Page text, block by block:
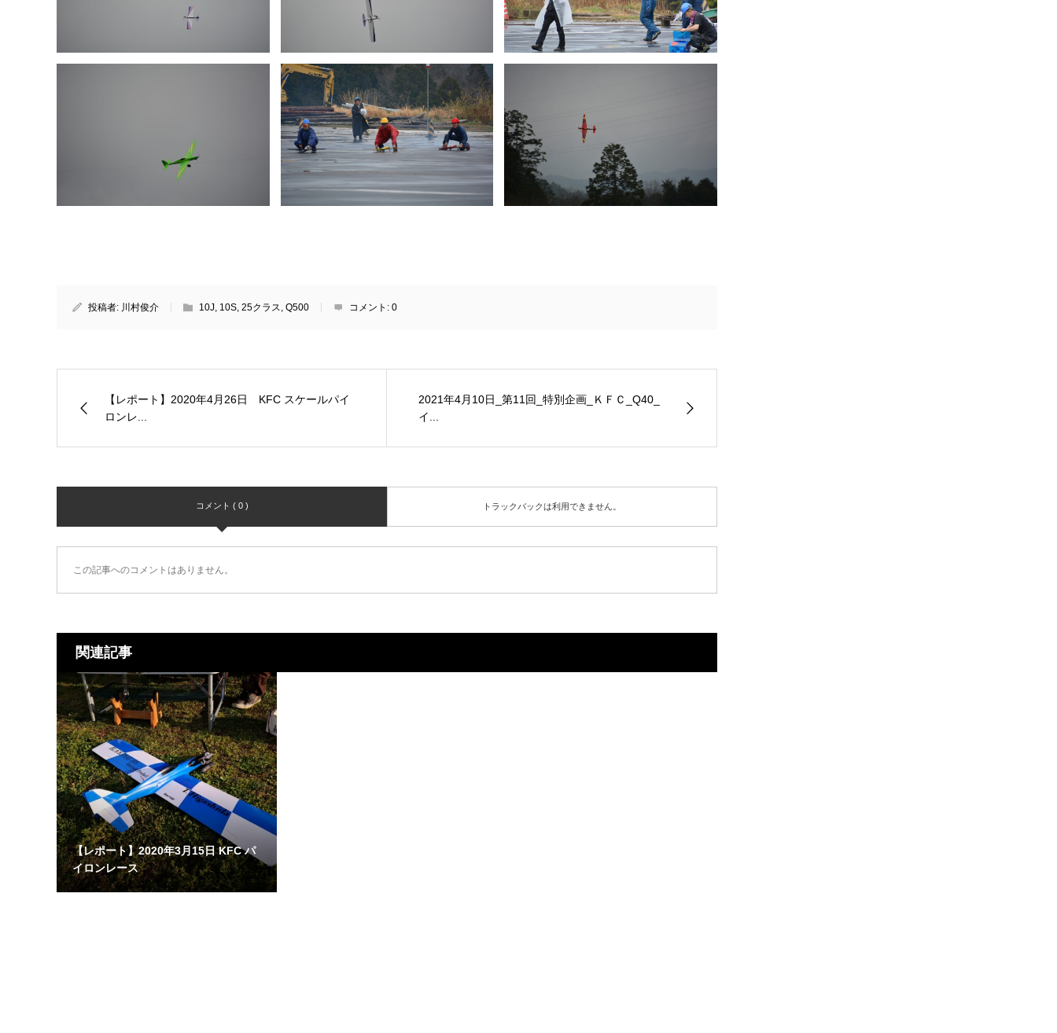
投稿者: 川村俊介 10J 10S 25クラス Q500 コメント: 0
【レポート】2020年4月26日 KFC スケールパイ
ロンレ...
2021年4月10日_第11回_特別企画_ＫＦＣ_Q40_
イ...
コメント ( 0 ) トラックバックは利用できません。
この記事へのコメントはありません。
関連記事
【レポート】2020年3月15日 KFC パ
イロンレース